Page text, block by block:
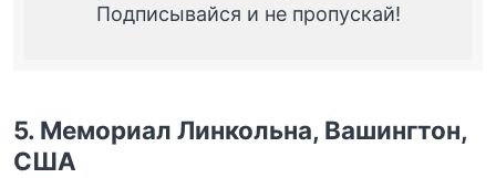
Подписывайся и не пропускай!
5. Мемориал Линкольна, Вашингтон,
США